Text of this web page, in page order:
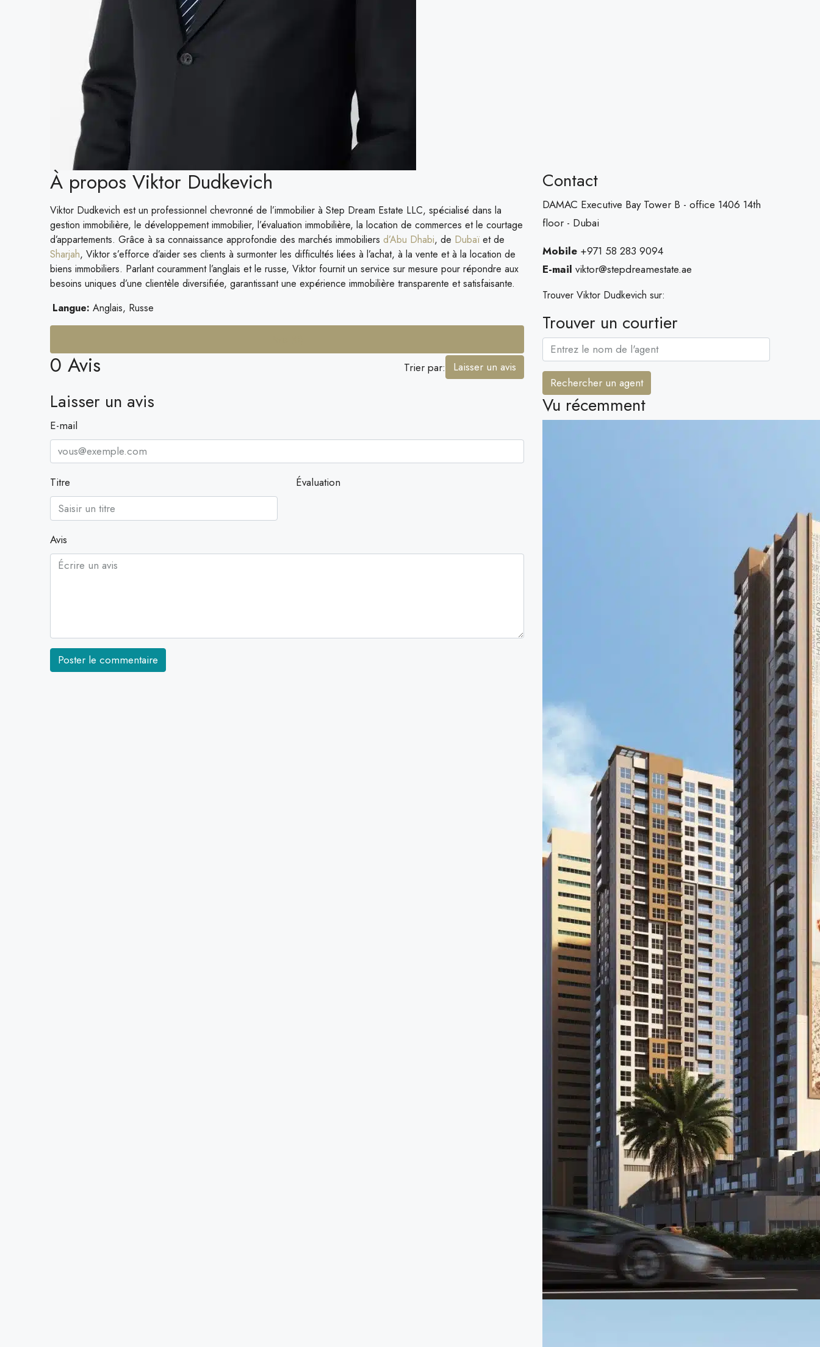
À propos Viktor Dudkevich
Viktor Dudkevich est un professionnel chevronné de l’immobilier à Step Dream Estate LLC, spécialisé dans la
gestion immobilière, le développement immobilier, l’évaluation immobilière, la location de commerces et le courtage
d’appartements. Grâce à sa connaissance approfondie des marchés immobiliers d’Abu Dhabi, de Dubaï et de
Sharjah, Viktor s’efforce d’aider ses clients à surmonter les difficultés liées à l’achat, à la vente et à la location de
biens immobiliers. Parlant couramment l’anglais et le russe, Viktor fournit un service sur mesure pour répondre aux
besoins uniques d’une clientèle diversifiée, garantissant une expérience immobilière transparente et satisfaisante.
Langue: Anglais, Russe
0 Avis Trier par: Laisser un avis
Laisser un avis
E-mail
Titre Évaluation
Avis
Poster le commentaire
Contact
DAMAC Executive Bay Tower B - office 1406 14th
floor - Dubai
Mobile ‪+971 58 283 9094‬
E-mail viktor@stepdreamestate.ae
Trouver Viktor Dudkevich sur:
Trouver un courtier
Rechercher un agent
Vu récemment